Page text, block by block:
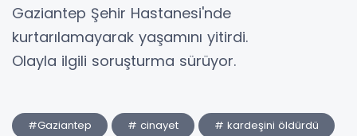
Gaziantep Şehir Hastanesi'nde
kurtarılamayarak yaşamını yitirdi.
Olayla ilgili soruşturma sürüyor.
#Gaziantep # cinayet
# kardeşini öldürdü